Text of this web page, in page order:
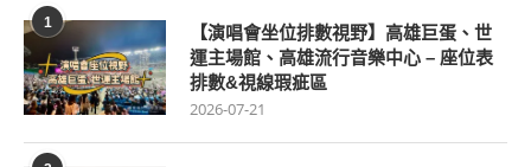
1
【演唱會坐位排數視野】高雄巨蛋、世
運主場館、高雄流行音樂中心 – 座位表
排數&視線瑕疵區
2026-07-21